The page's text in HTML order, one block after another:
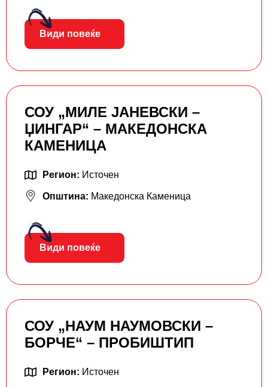
Види повеќе
СОУ „МИЛЕ ЈАНЕВСКИ –
ЏИНГАР“ – МАКЕДОНСКА
КАМЕНИЦА
Регион: Источен
Општина: Македонска Каменица
Види повеќе
СОУ „НАУМ НАУМОВСКИ –
БОРЧЕ“ – ПРОБИШТИП
Регион: Источен